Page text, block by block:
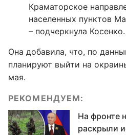
Краматорское
населенных пунктов
– подчеркнула Косенко.
Она добавила, что, по
планируют выйти на
мая.
РЕКОМЕНДУЕМ:
На фронте
раскрыли